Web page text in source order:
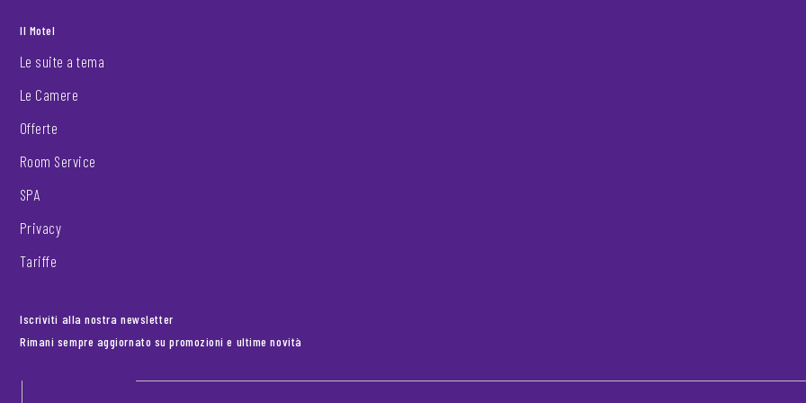
Il Motel
Le suite a tema
Le Camere
Offerte
Room Service
SPA
Privacy
Tariffe
Iscriviti alla nostra newsletter
Rimani sempre aggiornato su promozioni e ultime novità
Footer newsletter